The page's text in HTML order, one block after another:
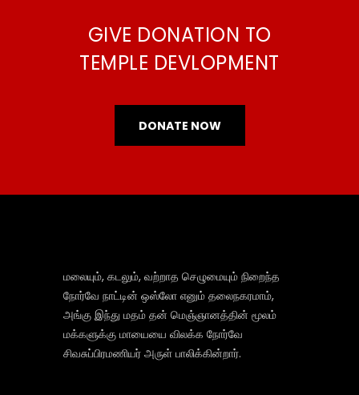
GIVE DONATION TO
TEMPLE DEVLOPMENT
DONATE NOW
மலையும், கடலும், வற்றாத செழுமையும் நிறைந்த
நோர்வே நாட்டின் ஒஸ்லோ எனும் தலைநகரமாம்,
அங்கு இந்து மதம் தன் மெஞ்ஞானத்தின் மூலம்
மக்களுக்கு மாயையை விலக்க நோர்வே
சிவசுப்பிரமணியர் அருள் பாலிக்கின்றார்.